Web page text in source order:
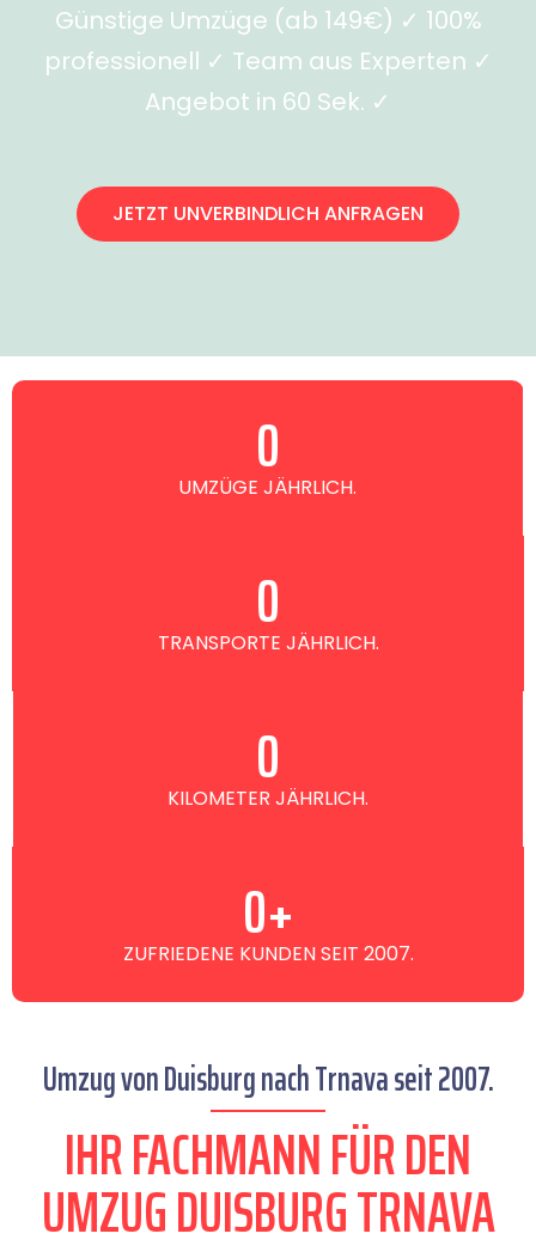
Günstige Umzüge (ab 149€) ✓ 100%
professionell ✓ Team aus Experten ✓
Angebot in 60 Sek. ✓
JETZT UNVERBINDLICH ANFRAGEN
UMZÜGE JÄHRLICH.
0
TRANSPORTE JÄHRLICH.
0
KILOMETER JÄHRLICH.
0
ZUFRIEDENE KUNDEN SEIT 2007.
0+
Umzug von Duisburg nach Trnava seit 2007.
IHR FACHMANN FÜR DEN
UMZUG DUISBURG TRNAVA